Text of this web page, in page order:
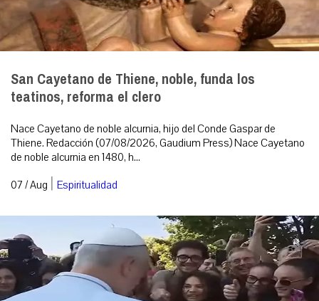
San Cayetano de Thiene, noble, funda los
teatinos, reforma el clero
Nace Cayetano de noble alcurnia, hijo del Conde Gaspar de
Thiene. Redacción (07/08/2026, Gaudium Press) Nace Cayetano
de noble alcurnia en 1480, h...
07 / Aug | Espiritualidad